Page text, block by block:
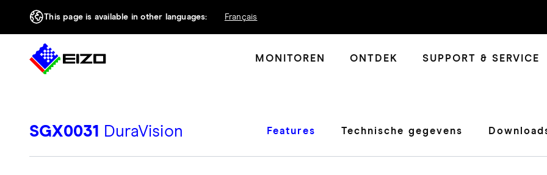
This page is available in other languages: Français
MONITOREN ONTDEK SUPPORT & SERVICE
SGX0031 DuraVision Features Technische gegevens